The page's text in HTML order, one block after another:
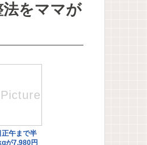
をママが